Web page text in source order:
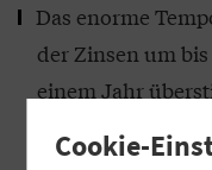
Das enorme
der Zinsen um
einem Jahr
Stressszenarien
und auch die
Cookie-